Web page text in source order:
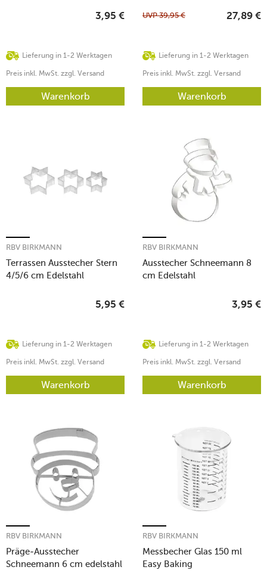
Lieferung in 1-2 Werktagen
3,95 €
Preis inkl. MwSt. zzgl. Versand
Warenkorb
Lieferung in 1-2 Werktagen
UVP39,95 € 27,89 €
Preis inkl. MwSt. zzgl. Versand
Warenkorb
Terrassen Ausstecher Stern
4/5/6 cm Edelstahl
RBV BIRKMANN
Lieferung in 1-2 Werktagen
5,95 €
Preis inkl. MwSt. zzgl. Versand
Warenkorb
Ausstecher Schneemann 8
cm Edelstahl
RBV BIRKMANN
Lieferung in 1-2 Werktagen
3,95 €
Preis inkl. MwSt. zzgl. Versand
Warenkorb
Präge-Ausstecher
Schneemann 6 cm edelstahl
RBV BIRKMANN
Messbecher Glas 150 ml
Easy Baking
RBV BIRKMANN